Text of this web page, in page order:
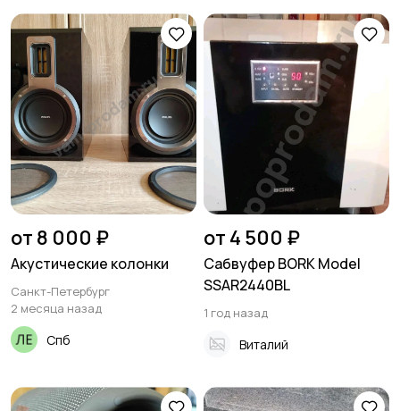
от 8 000 ₽
Акустические колонки
Санкт-Петербург
2 месяца назад
Спб
от 4 500 ₽
Сабвуфер BORK Model
SSAR2440BL
1 год назад
Виталий